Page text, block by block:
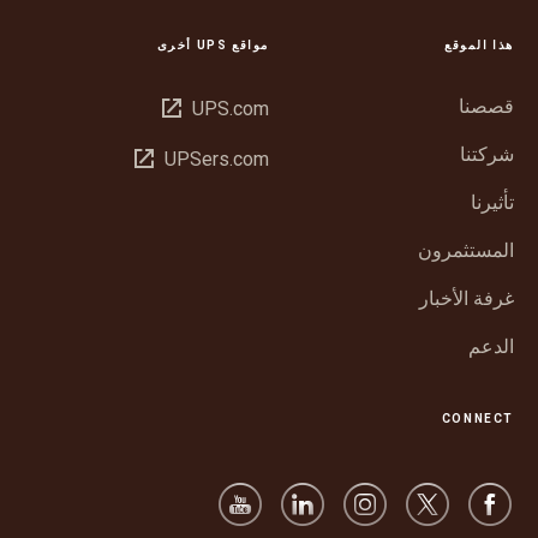
هذا الموقع
قصصنا
شركتنا
تأثيرنا
المستثمرون
غرفة الأخبار
الدعم
مواقع UPS أخرى
UPS.com فتح
نافذة
UPSers.com فتح
CONNECT